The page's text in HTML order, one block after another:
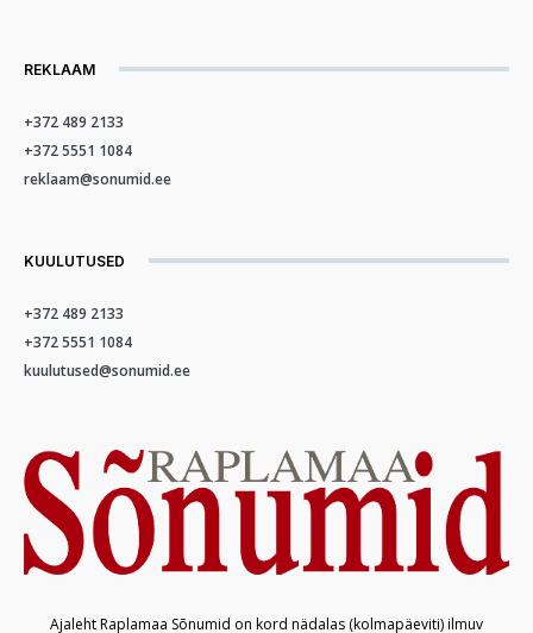
REKLAAM
+372 489 2133
+372 5551 1084
reklaam@sonumid.ee
KUULUTUSED
+372 489 2133
+372 5551 1084
kuulutused@sonumid.ee
Ajaleht Raplamaa Sõnumid on kord nädalas (kolmapäeviti) ilmuv